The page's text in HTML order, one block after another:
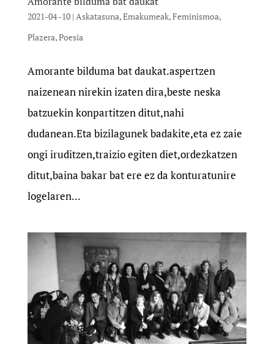
2021-04 -10| Askatasuna,Emakumeak,Feminismoa,
Plazera,Poesia
Amorante bilduma bat daukat.aspertzen
naizenean nirekin izaten dira,beste neska
batzuekin konpartitzen ditut,nahi
dudanean.Eta bizilagunek badakite,eta ez zaie
ongi iruditzen,traizio egiten diet,ordezkatzen
ditut,baina bakar bat ere ez da konturatunire
logelaren...